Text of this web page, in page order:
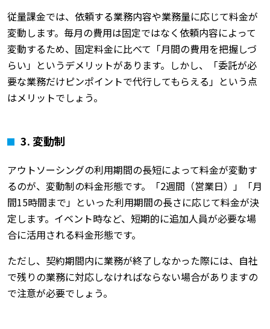
従量課金では、依頼する業務内容や業務量に応じて料金が
変動します。毎月の費用は固定ではなく依頼内容によって
変動するため、固定料金に比べて「月間の費用を把握しづ
らい」というデメリットがあります。しかし、「委託が必
要な業務だけピンポイントで代行してもらえる」という点
はメリットでしょう。
3. 変動制
アウトソーシングの利用期間の長短によって料金が変動す
るのが、変動制の料金形態です。「2週間（営業日）」「月
間15時間まで」といった利用期間の長さに応じて料金が決
定します。イベント時など、短期的に追加人員が必要な場
合に活用される料金形態です。
ただし、契約期間内に業務が終了しなかった際には、自社
で残りの業務に対応しなければならない場合がありますの
で注意が必要でしょう。